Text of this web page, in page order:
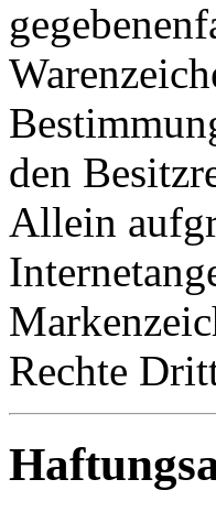
den
Allein
Rechte